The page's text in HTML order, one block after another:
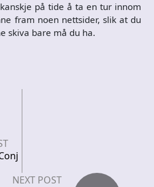
på tide å ta en tur innom
fram noen nettsider, slik at du
skiva bare må du ha.
NEXT POST